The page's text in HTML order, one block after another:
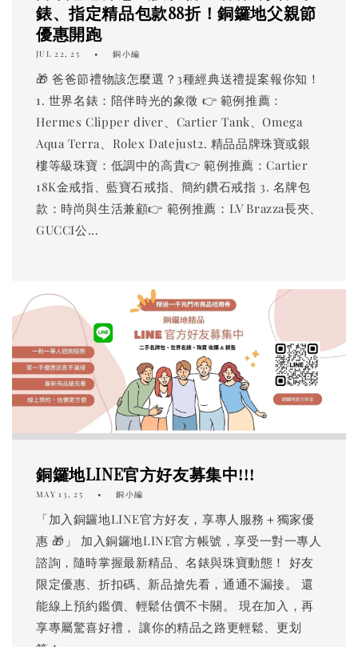
錶、指定精品包款88折！銅鑼地父親節
優惠開跑
JUL 22, 25 銅小編
🎁 爸爸節禮物該怎麼選？3種經典送禮提案報你知！
1. 世界名錶：陪伴時光的象徵 👉 範例推薦：
Hermes Clipper diver、Cartier Tank、Omega
Aqua Terra、Rolex Datejust2. 精品品牌珠寶或銀
樓等級珠寶：低調中的高貴👉 範例推薦：Cartier
18K金戒指、藍寶石戒指、簡約鑽石戒指 3. 名牌包
款：時尚與生活兼顧👉 範例推薦：LV Brazza長夾、
GUCCI公...
銅鑼地LINE官方好友募集中!!!
MAY 13, 25 銅小編
「加入銅鑼地LINE官方好友，享專人服務＋獨家優
惠 🎁」 加入銅鑼地LINE官方帳號，享受一對一專人
諮詢，隨時掌握最新精品、名錶與珠寶動態！ 好友
限定優惠、折扣碼、新品搶先看，通通不漏接。 還
能線上預約鑑價、輕鬆估價不卡關。 現在加入，再
享專屬驚喜好禮， 讓你的精品之路更輕鬆、更划